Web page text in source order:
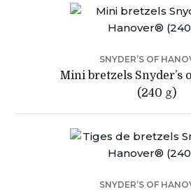
SNYDER’S OF
Mini bretzels Snyder’s
(240 g)
SNYDER’S OF